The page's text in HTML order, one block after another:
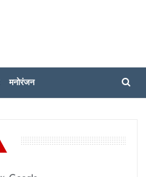
मनोरंजन